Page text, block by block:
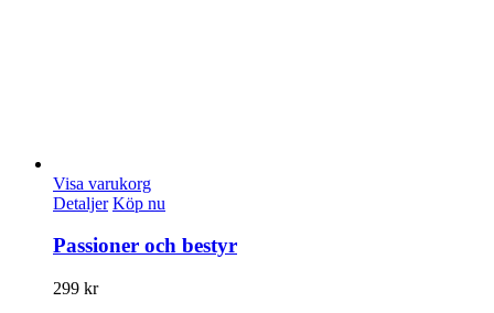
Visa varukorg
Detaljer Köp nu
Passioner och bestyr
299 kr